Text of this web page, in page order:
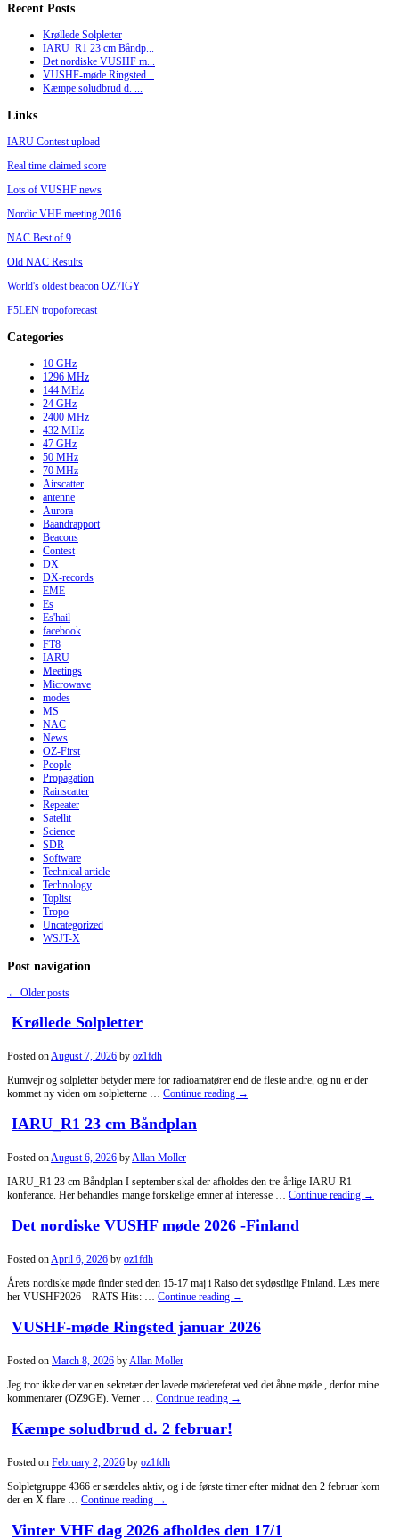
Recent Posts
Krøllede Solpletter
IARU_R1 23 cm Båndp...
Det nordiske VUSHF m...
VUSHF-møde Ringsted...
Kæmpe soludbrud d. ...
Links
IARU Contest upload
Real time claimed score
Lots of VUSHF news
Nordic VHF meeting 2016
NAC Best of 9
Old NAC Results
World's oldest beacon OZ7IGY
F5LEN tropoforecast
Categories
10 GHz
1296 MHz
144 MHz
24 GHz
2400 MHz
432 MHz
47 GHz
50 MHz
70 MHz
Airscatter
antenne
Aurora
Baandrapport
Beacons
Contest
DX
DX-records
EME
Es
Es'hail
facebook
FT8
IARU
Meetings
Microwave
modes
MS
NAC
News
OZ-First
People
Propagation
Rainscatter
Repeater
Satellit
Science
SDR
Software
Technical article
Technology
Toplist
Tropo
Uncategorized
WSJT-X
Post navigation
← Older posts
Krøllede Solpletter
Posted onAugust 7, 2026 by oz1fdh
Rumvejr og solpletter betyder mere for radioamatører end de fleste andre, og nu er der
kommet ny viden om solpletterne … Continue reading →
IARU_R1 23 cm Båndplan
Posted onAugust 6, 2026 byAllan Moller
IARU_R1 23 cm Båndplan I september skal der afholdes den tre-årlige IARU-R1
konferance. Her behandles mange forskelige emner af interesse … Continue reading →
Det nordiske VUSHF møde 2026 -Finland
Posted onApril 6, 2026 by oz1fdh
Årets nordiske møde finder sted den 15-17 maj i Raiso det sydøstlige Finland. Læs mere
her VUSHF2026 – RATS Hits: … Continue reading →
VUSHF-møde Ringsted januar 2026
Posted on March 8, 2026 byAllan Moller
Jeg tror ikke der var en sekretær der lavede mødereferat ved det åbne møde , derfor mine
kommentarer (OZ9GE). Verner … Continue reading →
Kæmpe soludbrud d. 2 februar!
Posted on February 2, 2026 by oz1fdh
Solpletgruppe 4366 er særdeles aktiv, og i de første timer efter midnat den 2 februar kom
der en X flare … Continue reading →
Vinter VHF dag 2026 afholdes den 17/1